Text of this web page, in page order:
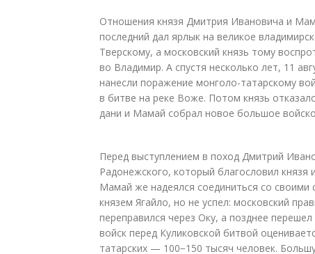
Отношения князя Дмитрия Ивановича и
последний дал ярлык на великое
Тверскому, а московский князь тому
во Владимир. А спустя несколько лет, 11
нанесли поражение монголо-татарскому
в битве на реке Воже. Потом князь
дани и Мамай собрал новое большое
Перед выступлением в поход Дмитрий
Радонежского, который благословил князя
Мамай же надеялся соединиться со
князем Ягайло, но не успел: московский
переправился через Оку, а позднее
войск перед Куликовской битвой
татарских — 100−150 тысяч человек.